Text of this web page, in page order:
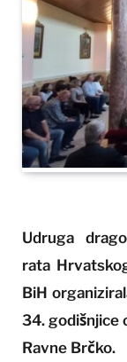
Udruga
rata
BiH
34. godišnjice
Ravne Brčko.